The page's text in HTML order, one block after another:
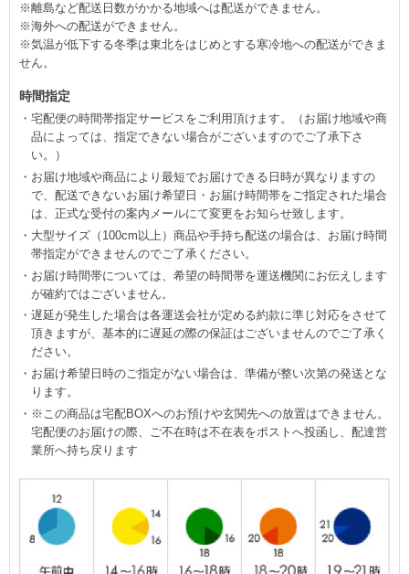
※離島など配送日数がかかる地域へは配送ができません。
※海外への配送ができません。
※気温が低下する冬季は東北をはじめとする寒冷地への配送ができま
せん。
時間指定
宅配便の時間帯指定サービスをご利用頂けます。（お届け地域や商
品によっては、指定できない場合がございますのでご了承下さ
い。）
お届け地域や商品により最短でお届けできる日時が異なりますの
で、配送できないお届け希望日・お届け時間帯をご指定された場合
は、正式な受付の案内メールにて変更をお知らせ致します。
大型サイズ（100cm以上）商品や手持ち配送の場合は、お届け時間
帯指定ができませんのでご了承ください。
お届け時間帯については、希望の時間帯を運送機関にお伝えします
が確約ではございません。
遅延が発生した場合は各運送会社が定める約款に準じ対応をさせて
頂きますが、基本的に遅延の際の保証はございませんのでご了承く
ださい。
お届け希望日時のご指定がない場合は、準備が整い次第の発送とな
ります。
※この商品は宅配BOXへのお預けや玄関先への放置はできません。
宅配便のお届けの際、ご不在時は不在表をポストへ投函し、配達営
業所へ持ち戻ります